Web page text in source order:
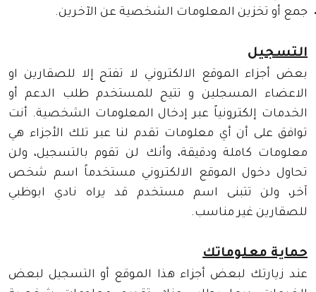
جمع أو تخزين المعلومات الشخصية عن الآخرين.
التسجيل
بعض أجزاء الموقع الالكتروني لا تفتح إلا للصقارين او
الاعضاء المسجلين و تتيح للمستخدم طلب الدعم أو
الخدمات إلكترونياً عبر إدخال المعلومات الشخصية. أنت
توافق على أن أي معلومات تقدم لنا عبر تلك الأجزاء هي
معلومات كاملة ودقيقة، وأنك لن تقوم بالتسجيل، ولن
تحاول دخول الموقع الالكتروني مستخدماً اسم شخص
آخر، ولن تتبنى اسم مستخدم قد يراه نادي ابوظبي
للصقارين غير مناسب.
حماية معلوماتك
عند زيارتك لبعض أجزاء هذا الموقع أو التسجيل لبعض